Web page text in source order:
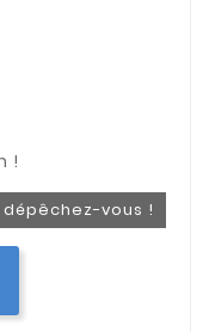
vous !